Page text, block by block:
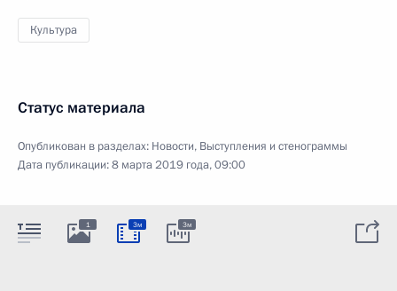
Культура
Статус материала
Опубликован в разделах: Новости, Выступления и стенограммы
Дата публикации:8 марта 2019 года, 09:00
1 3м 3м